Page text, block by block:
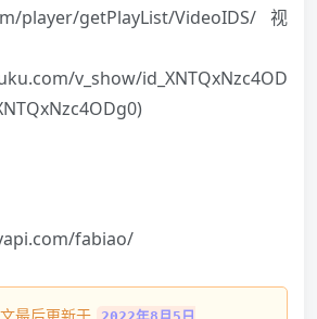
player/getPlayList/VideoIDS/视
v_show/id_XNTQxNzc4OD
fabiao/